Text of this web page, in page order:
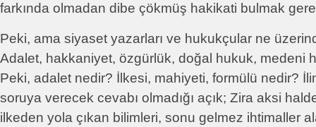
farkında olmadan dibe çökmüş hakikati bulmak
Peki, ama siyaset yazarları ve hukukçular ne
Adalet, hakkaniyet, özgürlük, doğal hukuk, medeni
Peki, adalet nedir? İlkesi, mahiyeti, formülü nedir?
soruya verecek cevabı olmadığı açık; Zira aksi
ilkeden yola çıkan bilimleri, sonu gelmez ihtimaller